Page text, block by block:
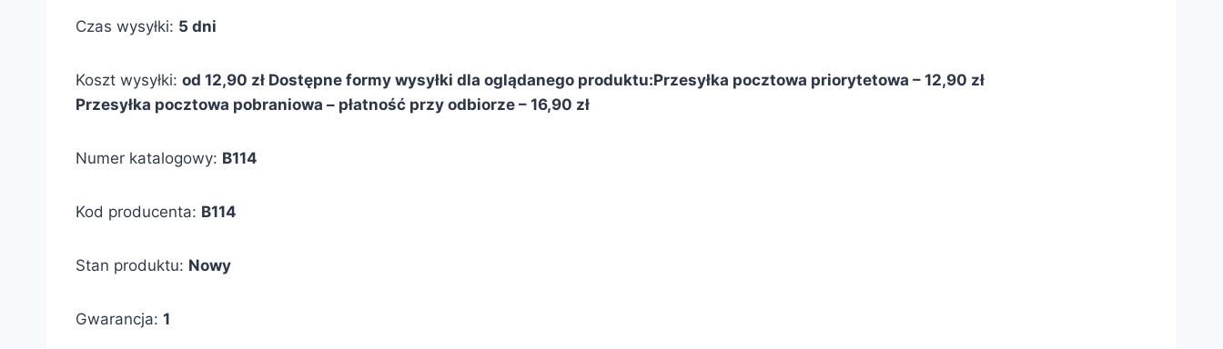
Czas wysyłki: 5 dni
Koszt wysyłki: od 12,90 zł Dostępne formy wysyłki dla oglądanego produktu:Przesyłka pocztowa priorytetowa – 12,90 zł
Przesyłka pocztowa pobraniowa – płatność przy odbiorze – 16,90 zł
Numer katalogowy: B114
Kod producenta: B114
Stan produktu: Nowy
Gwarancja: 1